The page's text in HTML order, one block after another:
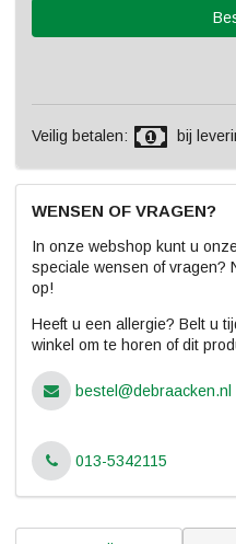
Veilig betalen: bij
WENSEN OF VRAGEN?
In onze webshop kunt u
speciale wensen of vragen?
op!
Heeft u een allergie? Belt u
winkel om te horen of dit
bestel@debraacken.nl
013-5342115